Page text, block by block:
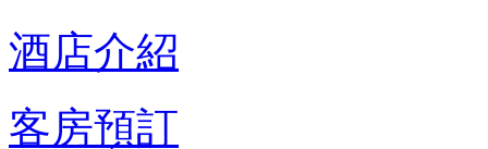
酒店介紹
客房預訂